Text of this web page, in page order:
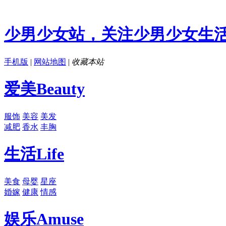
少男少女站，关注少男少女生
手机版 | 网站地图 | 收藏本站
爱美Beauty
服饰 美容 美发
减肥 香水 丰胸
生活Life
美食 母婴 星座
婚嫁 健康 情感
娱乐Amuse